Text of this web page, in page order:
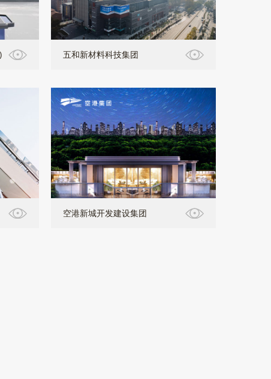
五和新材料科技集团
空港新城开发建设集团